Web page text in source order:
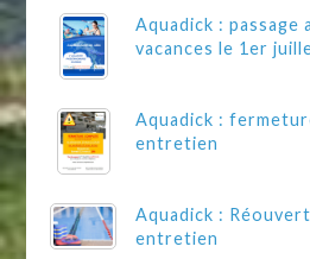
Aquadick : passage
vacances le 1er
Aquadick :
entretien
Aquadick :
entretien